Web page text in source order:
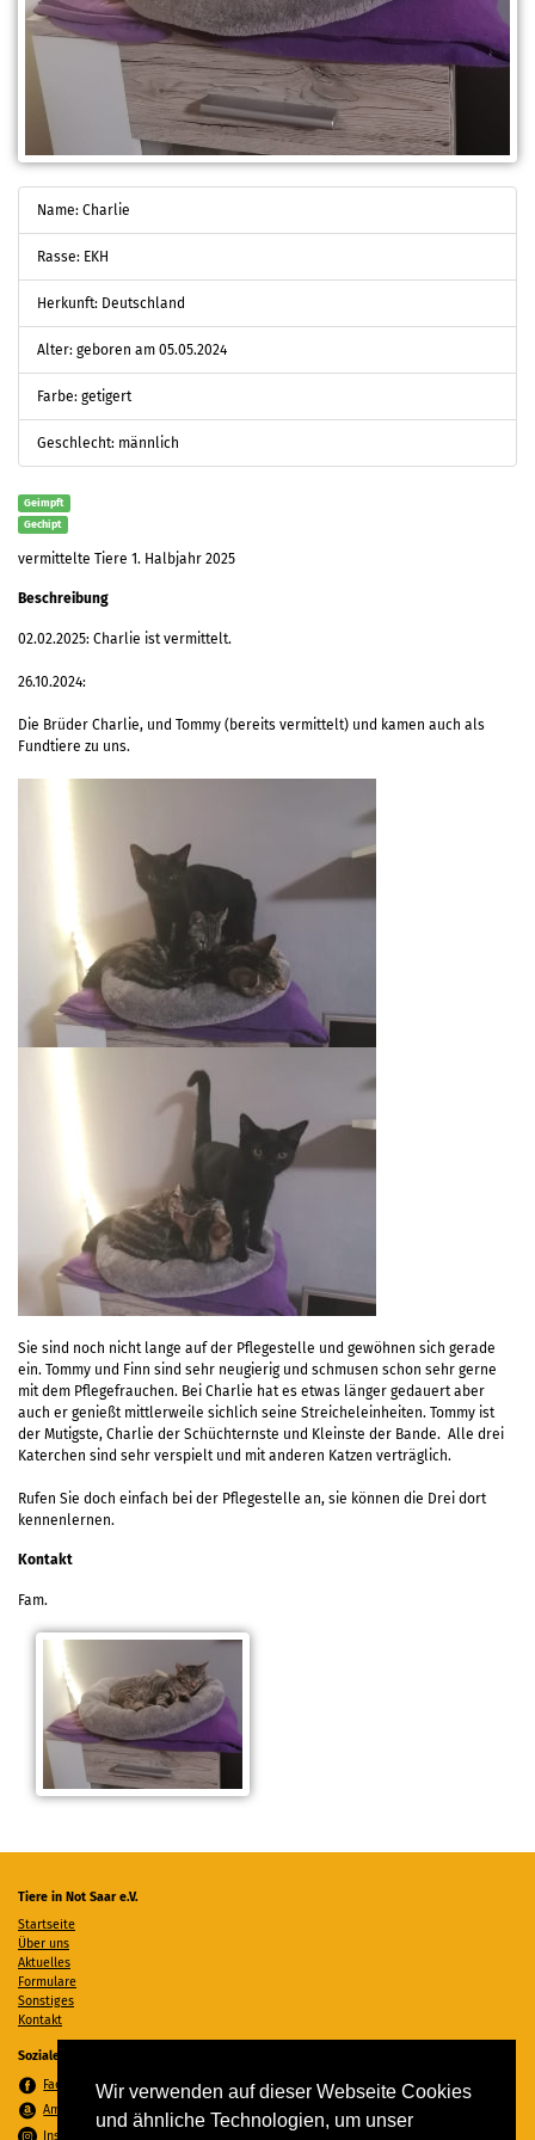
Wir verwenden auf dieser Webseite Cookies
und ähnliche Technologien, um unser
Name: Charlie
Rasse: EKH
Herkunft: Deutschland
Alter: geboren am 05.05.2024
Farbe: getigert
Geschlecht: männlich
Geimpft
Gechipt
vermittelte Tiere 1. Halbjahr 2025
Beschreibung
02.02.2025: Charlie ist vermittelt.
26.10.2024:
Die Brüder Charlie, und Tommy (bereits vermittelt) und kamen auch als
Fundtiere zu uns.
Sie sind noch nicht lange auf der Pflegestelle und gewöhnen sich gerade
ein. Tommy und Finn sind sehr neugierig und schmusen schon sehr gerne
mit dem Pflegefrauchen. Bei Charlie hat es etwas länger gedauert aber
auch er genießt mittlerweile sichlich seine Streicheleinheiten. Tommy ist
der Mutigste, Charlie der Schüchternste und Kleinste der Bande. Alle drei
Katerchen sind sehr verspielt und mit anderen Katzen verträglich.
Rufen Sie doch einfach bei der Pflegestelle an, sie können die Drei dort
kennenlernen.
Kontakt
Fam.
Tiere in Not Saar e.V.
Startseite
Über uns
Aktuelles
Formulare
Sonstiges
Kontakt
Soziale Medien
Facebook
Amazon Wunschzettel
Instagram